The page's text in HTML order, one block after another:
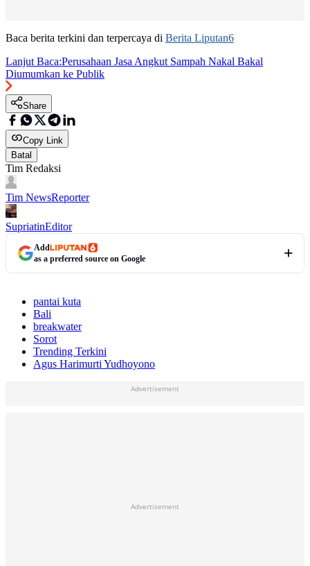
Baca berita terkini dan terpercaya di Berita Liputan6
Lanjut Baca:Perusahaan Jasa Angkut Sampah Nakal Bakal
Diumumkan ke Publik
Share
Copy Link
Batal
Tim Redaksi
Tim NewsReporter
SupriatinEditor
Add
as a preferred source on Google
pantai kuta
Bali
breakwater
Sorot
Trending Terkini
Agus Harimurti Yudhoyono
Advertisement
Advertisement